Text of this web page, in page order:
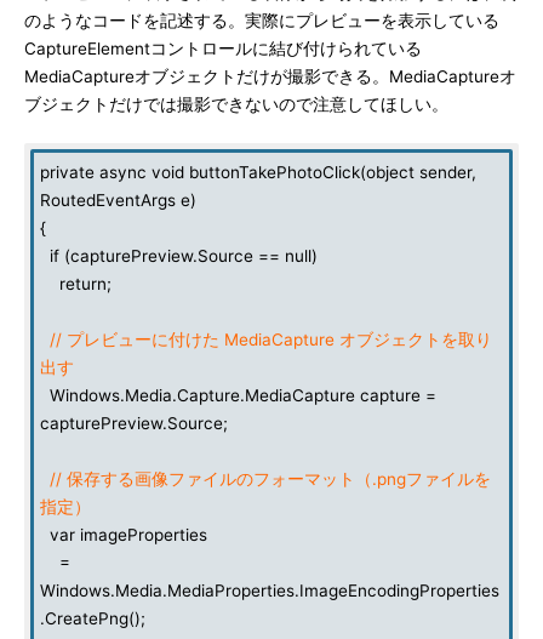
のようなコードを記述する。実際にプレビューを表示している
CaptureElementコントロールに結び付けられている
MediaCaptureオブジェクトだけが撮影できる。MediaCaptureオ
ブジェクトだけでは撮影できないので注意してほしい。
private async void buttonTakePhotoClick(object sender,
RoutedEventArgs e)
{
if (capturePreview.Source == null)
return;
// プレビューに付けた MediaCapture オブジェクトを取り
出す
Windows.Media.Capture.MediaCapture capture =
capturePreview.Source;
// 保存する画像ファイルのフォーマット（.pngファイルを
指定）
var imageProperties
=
Windows.Media.MediaProperties.ImageEncodingProperties
.CreatePng();